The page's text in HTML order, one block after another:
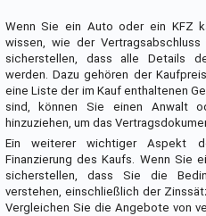
Wenn Sie ein Auto oder ein KFZ
wissen, wie der
sicherstellen, dass alle Details
werden. Dazu gehören der
eine Liste der im Kauf enthaltenen
sind, können Sie einen Anwalt
hinzuziehen, um das
Ein weiterer wichtiger Aspekt
Finanzierung des Kaufs. Wenn Sie
sicherstellen, dass Sie die
verstehen, einschließlich der
Vergleichen Sie die Angebote von